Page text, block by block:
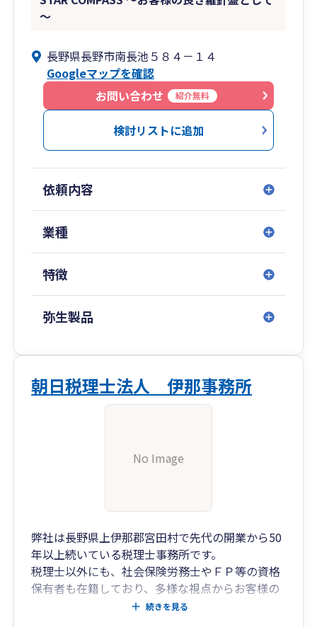
～
長野県長野市南長池５８４－１４
Googleマップを確認
お問い合わせ
紹介無料
検討リストに追加
依頼内容
業種
特徴
弥生製品
朝日税理士法人 伊那事務所
No Image
弊社は長野県上伊那郡宮田村で先代の開業から50
年以上続いている税理士事務所です。
税理士以外にも、社会保険労務士やＦＰ等の資格
保有者も在籍しており、多様な視点からお客様の
お力になれる良きパートナーを目指しています。
続きを見る